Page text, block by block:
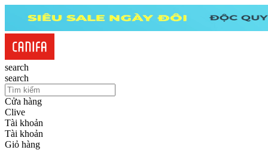
search
search
Cửa hàng
Clive
Tài khoản
Tài khoản
Giỏ hàng